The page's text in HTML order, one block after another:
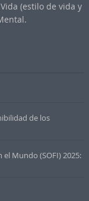
(estilo de vida y
de los
Mundo (SOFI) 2025: